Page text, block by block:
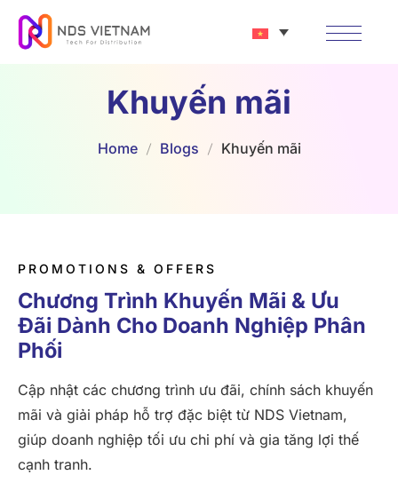
Khuyến mãi
Home Blogs Khuyến mãi
PROMOTIONS & OFFERS
Chương Trình Khuyến Mãi & Ưu
Đãi Dành Cho Doanh Nghiệp Phân
Phối
Cập nhật các chương trình ưu đãi, chính sách khuyến
mãi và giải pháp hỗ trợ đặc biệt từ NDS Vietnam,
giúp doanh nghiệp tối ưu chi phí và gia tăng lợi thế
cạnh tranh.